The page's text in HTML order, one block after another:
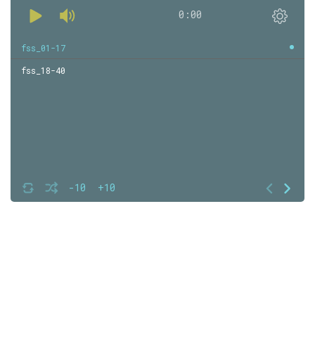
0:00
-10 +10
fss_01-17
fss_18-40